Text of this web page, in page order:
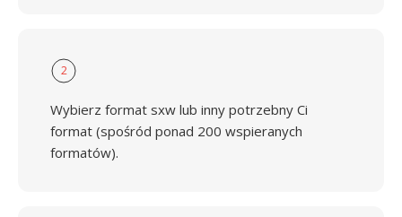
2
Wybierz format sxw lub inny potrzebny Ci
format (spośród ponad 200 wspieranych
formatów).